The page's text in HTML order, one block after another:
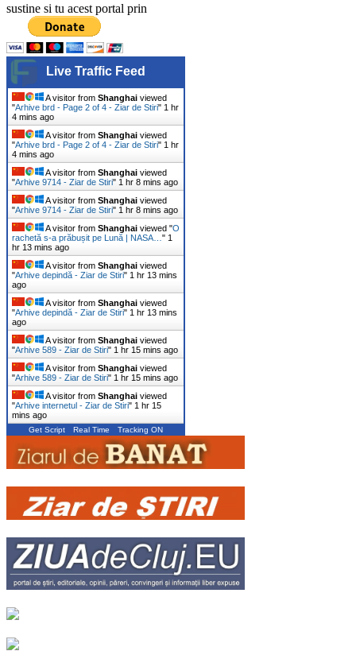
sustine si tu acest portal prin
Live Traffic Feed
A visitor from Shanghai viewed
"Arhive brd - Page 2 of 4 - Ziar de Stiri" 1 hr
4 mins ago
A visitor from Shanghai viewed
"Arhive brd - Page 2 of 4 - Ziar de Stiri" 1 hr
4 mins ago
A visitor from Shanghai viewed
"Arhive 9714 - Ziar de Stiri" 1 hr 8 mins ago
A visitor from Shanghai viewed
"Arhive 9714 - Ziar de Stiri" 1 hr 8 mins ago
A visitor from Shanghai viewed "O
rachetă s-a prăbușit pe Lună | NASA… " 1
hr 13 mins ago
A visitor from Shanghai viewed
"Arhive depindă - Ziar de Stiri" 1 hr 13 mins
ago
A visitor from Shanghai viewed
"Arhive depindă - Ziar de Stiri" 1 hr 13 mins
ago
A visitor from Shanghai viewed
"Arhive 589 - Ziar de Stiri" 1 hr 15 mins ago
A visitor from Shanghai viewed
"Arhive 589 - Ziar de Stiri" 1 hr 15 mins ago
A visitor from Shanghai viewed
"Arhive internetul - Ziar de Stiri" 1 hr 15
mins ago
Get Script Real Time Tracking ON